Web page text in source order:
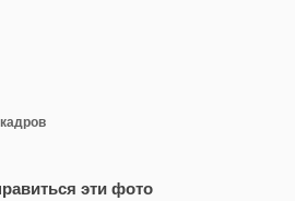
эти фото